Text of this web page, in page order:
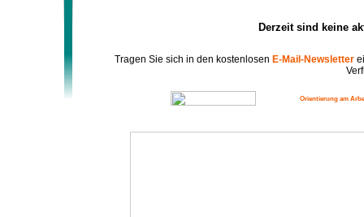
Derzeit sind keine
Tragen Sie sich in den kostenlosen E-Mail-Newsletter
Orientierung am